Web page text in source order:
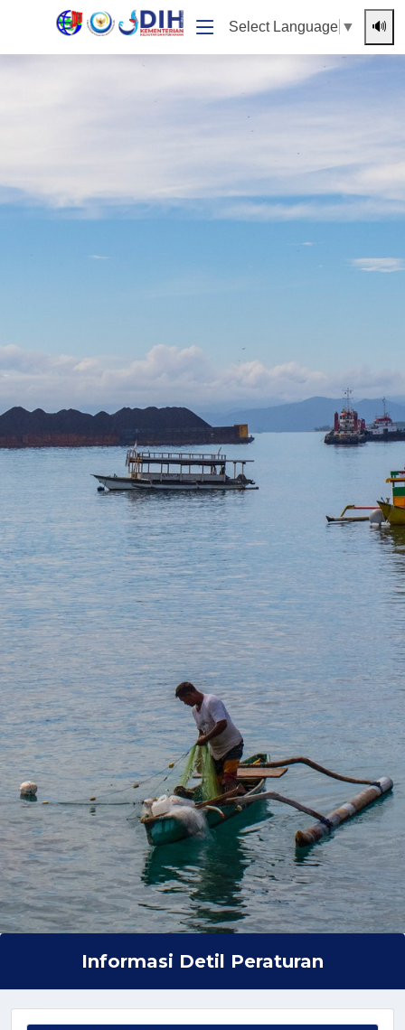
Select Language ▼ 🔊
Informasi Detil Peraturan